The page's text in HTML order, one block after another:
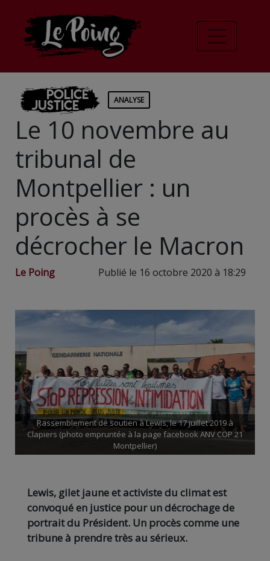
Police
Justice ANALYSE
Le 10 novembre au
tribunal de
Montpellier : un
procès à se
décrocher le Macron
Le Poing Publié le 16 octobre 2020 à 18:29
Rassemblement de soutien à Lewis, le 17 juillet 2019 à
Clapiers (photo empruntée à la page facebook ANV COP 21
Montpellier)
Lewis, gilet jaune et activiste du climat est
convoqué en justice pour un décrochage de
portrait du Président. Un procès comme une
tribune à prendre très au sérieux.